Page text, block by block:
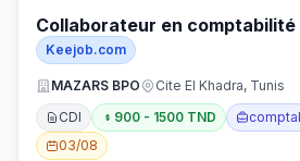
Collaborateur en comptabilité
Keejob.com
MAZARS BPO
Cite El Khadra, Tunis
CDI
900 - 1500 TND
03/08